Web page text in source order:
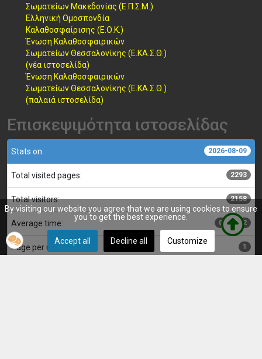
Σωματείων Μακεδονίας (Ε.Π.Σ.Μ.)
Ελληνική Ομοσπονδία
Καλαθοσφαίρισης (Ε.Ο.Κ.)
Ένωση Καλαθοσφαιρικών
Σωματείων Θεσσαλονίκης (Ε.ΚΑ.Σ.Θ.)
(νέα ιστοσελίδα)
Ένωση Καλαθοσφαιρικών
Σωματείων Θεσσαλονίκης (Ε.ΚΑ.Σ.Θ.)
(παλαιά ιστοσελίδα)
Επισκεψιμότητα ιστοσελίδας
Stats on: 2026-08-09
Total visited pages: 2293
Total visitors: 2158
Average time: 00:00:22
Page per user: 1
By visiting our website you agree that we are using cookies to ensure
you to get the best experience.
Accept all Decline all Customize